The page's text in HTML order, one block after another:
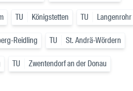
TU Königstetten TU Langenrohr
Reidling TU St. Andrä-Wördern
TU Zwentendorf an der Donau